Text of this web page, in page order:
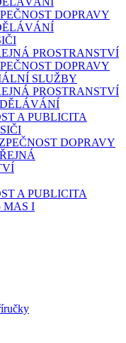
DOPRAVY
PROSTRANSTVÍ
DOPRAVY
SLUŽBY
PROSTRANSTVÍ
A PUBLICITA
DOPRAVY
A PUBLICITA
MAS I